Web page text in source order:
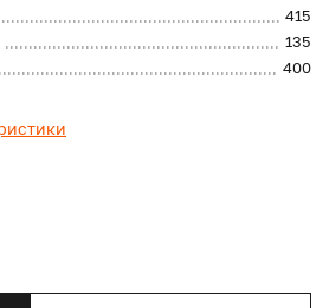
415
135
400